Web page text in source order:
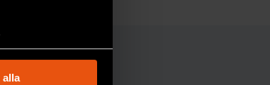
. Du kan ändra
alla